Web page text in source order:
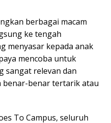
berbagai macam
ke tengah
menyasar kepada anak
mencoba untuk
sangat relevan dan
benar-benar tertarik atau
To Campus, seluruh